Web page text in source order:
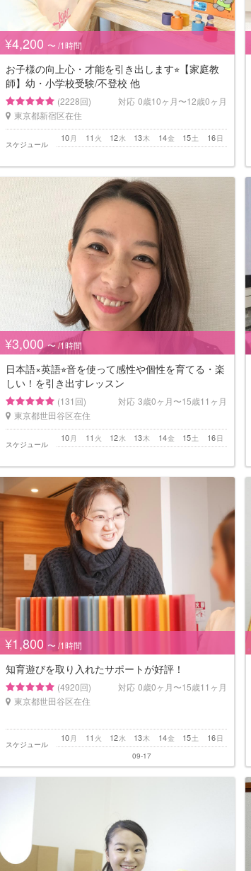
¥4,200 〜 /1時間
お子様の向上心・才能を引き出します⭐︎【家庭教
師】幼・小学校受験/不登校 他
(2228回) 対応 0歳10ヶ月〜12歳0ヶ月
東京都新宿区在住
スケジュール
月
10 火
11 水
12 木
13 金
14 土
15 日
16
¥3,000 〜 /1時間
日本語×英語⭐︎音を使って感性や個性を育てる・楽
しい！を引き出すレッスン
(131回) 対応 3歳0ヶ月〜15歳11ヶ月
東京都世田谷区在住
スケジュール
月
10 火
11 水
12 木
13 金
14 土
15 日
16
¥1,800 〜 /1時間
知育遊びを取り入れたサポートが好評！
(4920回) 対応 0歳0ヶ月〜15歳11ヶ月
東京都世田谷区在住
スケジュール
月
10 火
11 水
12 木
13 金
14 土
15 日
16
09-17